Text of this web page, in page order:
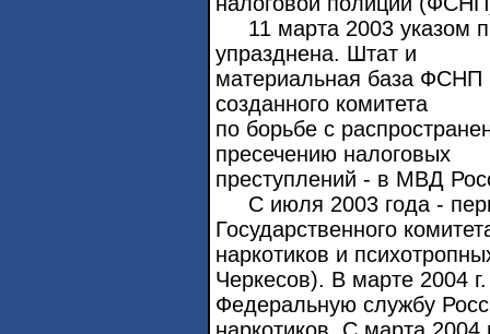
11 марта 2003 указом
упразднена. Штат и
материальная база
созданного комитета
по борьбе с
пресечению налоговых
преступлений - в МВД
С июля 2003 года -
Государственного
наркотиков и
Черкесов). В марте 2004
Федеральную службу